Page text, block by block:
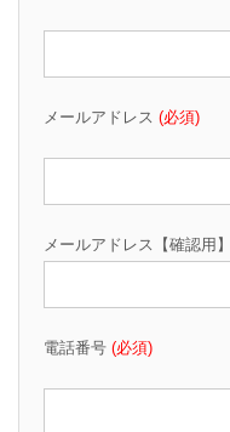
メールアドレス (必須)
メールアドレス【確認用】
電話番号 (必須)